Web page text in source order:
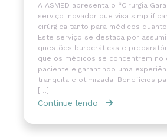
A ASMED apresenta o “Cirurgia
serviço inovador que visa
cirúrgica tanto para médicos
Este serviço se destaca por
questões burocráticas e
que os médicos se concentrem no
paciente e garantindo uma
tranquila e otimizada. Benefícios
[…]
Continue lendo